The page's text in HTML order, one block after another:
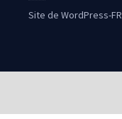
Site de WordPress-FR